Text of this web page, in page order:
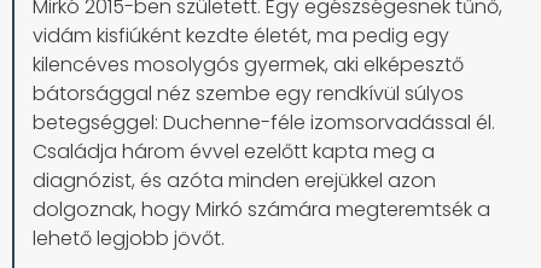
Mirkó 2015-ben született. Egy egészségesnek tűnő,
vidám kisfiúként kezdte életét, ma pedig egy
kilencéves mosolygós gyermek, aki elképesztő
bátorsággal néz szembe egy rendkívül súlyos
betegséggel: Duchenne-féle izomsorvadással él.
Családja három évvel ezelőtt kapta meg a
diagnózist, és azóta minden erejükkel azon
dolgoznak, hogy Mirkó számára megteremtsék a
lehető legjobb jövőt.